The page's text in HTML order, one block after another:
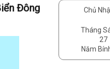
Đông Chủ
Tháng
27
Năm